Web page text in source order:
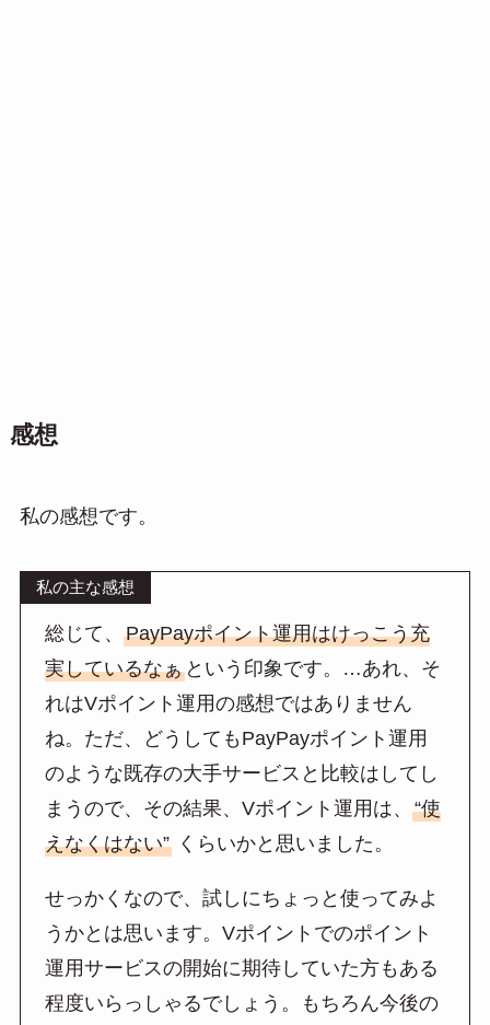
感想
私の感想です。
私の主な感想
総じて、PayPayポイント運用はけっこう充
実しているなぁ という印象です。…あれ、そ
れはVポイント運用の感想ではありません
ね。ただ、どうしてもPayPayポイント運用
のような既存の大手サービスと比較はしてし
まうので、その結果、Vポイント運用は、“使
えなくはない” くらいかと思いました。
せっかくなので、試しにちょっと使ってみよ
うかとは思います。Vポイントでのポイント
運用サービスの開始に期待していた方もある
程度いらっしゃるでしょう。もちろん今後の